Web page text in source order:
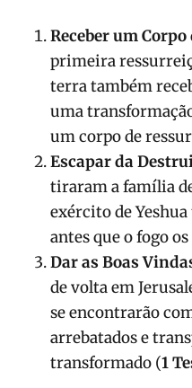
Receber um
primeira
terra também
uma
um corpo de
Escapar da
tiraram a família
exército de
antes que o fogo
Dar as Boas
de volta em
se encontrarão
arrebatados e
transformado (1